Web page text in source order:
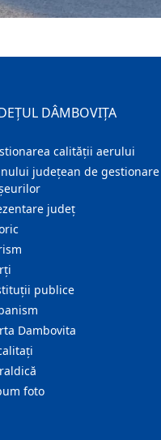
DÂMBOVIȚA
calității aerului
județean de gestionare
judeţ
publice
Dambovita
foto